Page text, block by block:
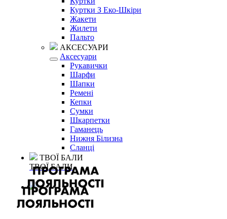
Куртки З Еко-Шкіри
Жакети
Жилети
Пальто
АКСЕСУАРИ
Аксесуари
Рукавички
Шарфи
Шапки
Ремені
Кепки
Сумки
Шкарпетки
Гаманець
Нижня Білизна
Сланці
ТВОЇ БАЛИ
ТВОЇ БАЛИ